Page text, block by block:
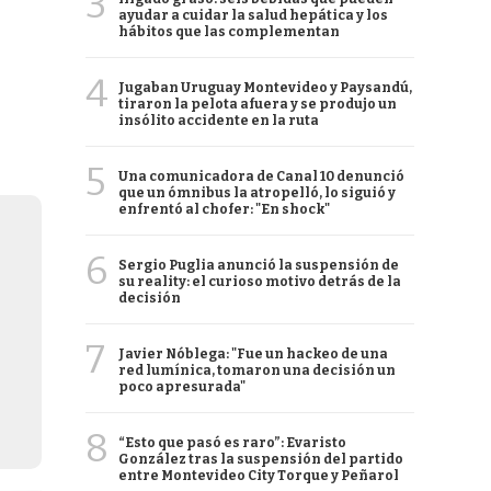
ayudar a cuidar la salud hepática y los
hábitos que las complementan
4
Jugaban Uruguay Montevideo y Paysandú,
tiraron la pelota afuera y se produjo un
insólito accidente en la ruta
5
Una comunicadora de Canal 10 denunció
que un ómnibus la atropelló, lo siguió y
enfrentó al chofer: "En shock"
6
Sergio Puglia anunció la suspensión de
su reality: el curioso motivo detrás de la
decisión
7
Javier Nóblega: "Fue un hackeo de una
red lumínica, tomaron una decisión un
poco apresurada"
8
“Esto que pasó es raro”: Evaristo
González tras la suspensión del partido
entre Montevideo City Torque y Peñarol